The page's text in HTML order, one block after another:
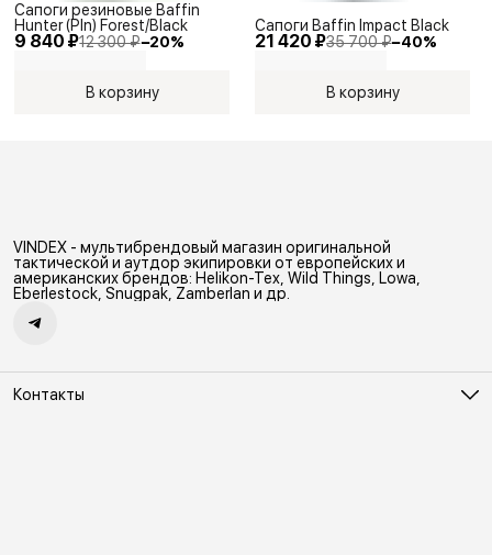
9 840 ₽12 300 ₽−20%
Сапоги резиновые Baffin
Hunter (Pln) Forest/Black
В корзину
21 420 ₽35 700 ₽−40%
Сапоги Baffin Impact Black
В корзину
VINDEX - мультибрендовый магазин оригинальной
тактической и аутдор экипировки от европейских и
американских брендов: Helikon-Tex, Wild Things, Lowa,
Eberlestock, Snugpak, Zamberlan и др.
Контакты